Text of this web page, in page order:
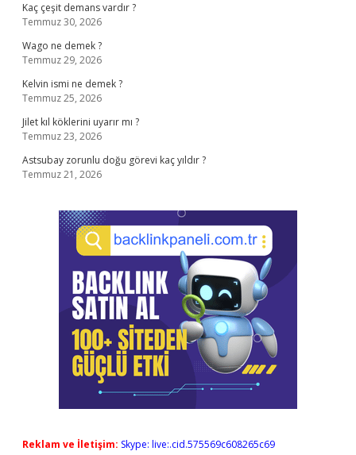
Kaç çeşit demans vardır ?
Temmuz 30, 2026
Wago ne demek ?
Temmuz 29, 2026
Kelvin ismi ne demek ?
Temmuz 25, 2026
Jilet kıl köklerini uyarır mı ?
Temmuz 23, 2026
Astsubay zorunlu doğu görevi kaç yıldır ?
Temmuz 21, 2026
Reklam ve İletişim: Skype: live:.cid.575569c608265c69